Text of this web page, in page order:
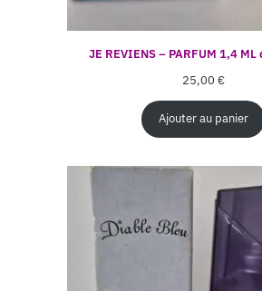
JE REVIENS – PARFUM 1,4 ML
25,00 €
Ajouter au panier